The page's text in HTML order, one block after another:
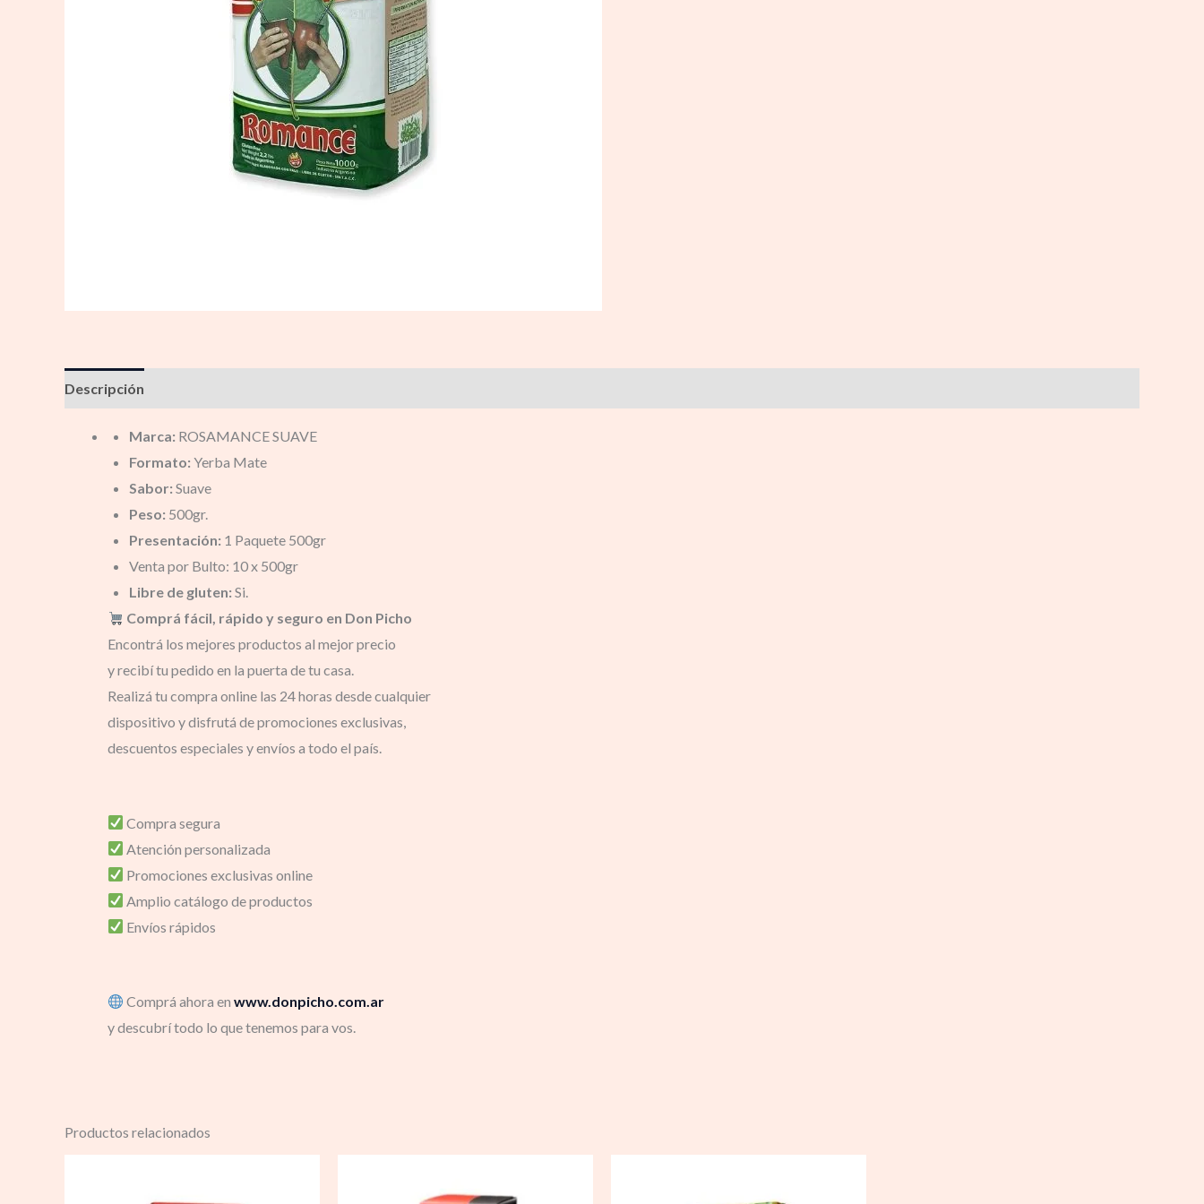
Descripción
Marca: ROSAMANCE SUAVE
Formato: Yerba Mate
Sabor: Suave
Peso: 500gr.
Presentación: 1 Paquete 500gr
Venta por Bulto: 10 x 500gr
Libre de gluten: Si.
Comprá fácil, rápido y seguro en Don Picho
Encontrá los mejores productos al mejor precio
y recibí tu pedido en la puerta de tu casa.
Realizá tu compra online las 24 horas desde cualquier
dispositivo y disfrutá de promociones exclusivas,
descuentos especiales y envíos a todo el país.
Compra segura
Atención personalizada
Promociones exclusivas online
Amplio catálogo de productos
Envíos rápidos
Comprá ahora enwww.donpicho.com.ar
y descubrí todo lo que tenemos para vos.
Productos relacionados